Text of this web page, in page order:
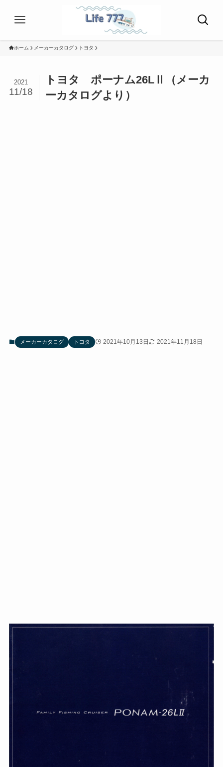
ホーム メーカーカタログ トヨタ
トヨタ ポーナム26LⅡ（メーカ
ーカタログより）
2021
11/18
メーカーカタログ トヨタ 2021年10月13日 2021年11月18日